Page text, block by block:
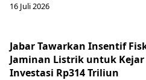
16 Juli 2026
Jabar Tawarkan Insentif
Jaminan Listrik untuk Kejar
Investasi Rp314 Triliun